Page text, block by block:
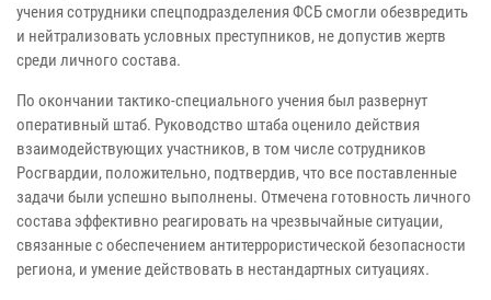
учения сотрудники спецподразделения ФСБ смогли обезвредить
и нейтрализовать условных преступников, не допустив жертв
среди личного состава.
По окончании тактико-специального учения был развернут
оперативный штаб. Руководство штаба оценило действия
взаимодействующих участников, в том числе сотрудников
Росгвардии, положительно, подтвердив, что все поставленные
задачи были успешно выполнены. Отмечена готовность личного
состава эффективно реагировать на чрезвычайные ситуации,
связанные с обеспечением антитеррористической безопасности
региона, и умение действовать в нестандартных ситуациях.